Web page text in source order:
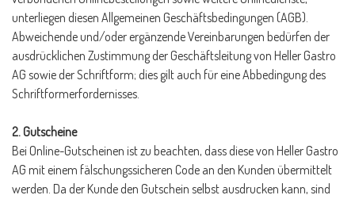
unterliegen diesen Allgemeinen Geschäftsbedingungen (AGB).
Abweichende und/oder ergänzende Vereinbarungen bedürfen der
ausdrücklichen Zustimmung der Geschäftsleitung von Heller Gastro
AG sowie der Schriftform; dies gilt auch für eine Abbedingung des
Schriftformerfordernisses.
2. Gutscheine
Bei Online-Gutscheinen ist zu beachten, dass diese von Heller Gastro
AG mit einem fälschungssicheren Code an den Kunden übermittelt
werden. Da der Kunde den Gutschein selbst ausdrucken kann, sind